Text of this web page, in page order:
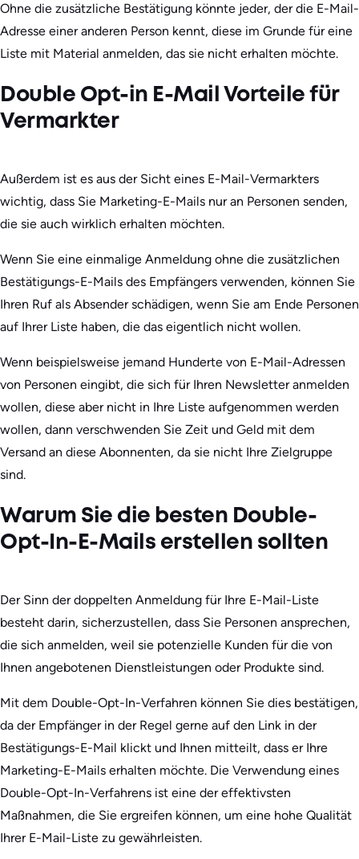
Ohne die zusätzliche Bestätigung könnte jeder, der die E-Mail-
Adresse einer anderen Person kennt, diese im Grunde für eine
Liste mit Material anmelden, das sie nicht erhalten möchte.
Double Opt-in E-Mail Vorteile für
Vermarkter
Außerdem ist es aus der Sicht eines E-Mail-Vermarkters
wichtig, dass Sie Marketing-E-Mails nur an Personen senden,
die sie auch wirklich erhalten möchten.
Wenn Sie eine einmalige Anmeldung ohne die zusätzlichen
Bestätigungs-E-Mails des Empfängers verwenden, können Sie
Ihren Ruf als Absender schädigen, wenn Sie am Ende Personen
auf Ihrer Liste haben, die das eigentlich nicht wollen.
Wenn beispielsweise jemand Hunderte von E-Mail-Adressen
von Personen eingibt, die sich für Ihren Newsletter anmelden
wollen, diese aber nicht in Ihre Liste aufgenommen werden
wollen, dann verschwenden Sie Zeit und Geld mit dem
Versand an diese Abonnenten, da sie nicht Ihre Zielgruppe
sind.
Warum Sie die besten Double-
Opt-In-E-Mails erstellen sollten
Der Sinn der doppelten Anmeldung für Ihre E-Mail-Liste
besteht darin, sicherzustellen, dass Sie Personen ansprechen,
die sich anmelden, weil sie potenzielle Kunden für die von
Ihnen angebotenen Dienstleistungen oder Produkte sind.
Mit dem Double-Opt-In-Verfahren können Sie dies bestätigen,
da der Empfänger in der Regel gerne auf den Link in der
Bestätigungs-E-Mail klickt und Ihnen mitteilt, dass er Ihre
Marketing-E-Mails erhalten möchte. Die Verwendung eines
Double-Opt-In-Verfahrens ist eine der effektivsten
Maßnahmen, die Sie ergreifen können, um eine hohe Qualität
Ihrer E-Mail-Liste zu gewährleisten.